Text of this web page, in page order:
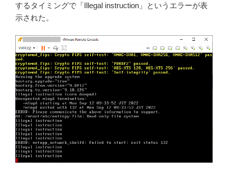
するタイミングで「Illegal instruction」というエラーが表
示された。